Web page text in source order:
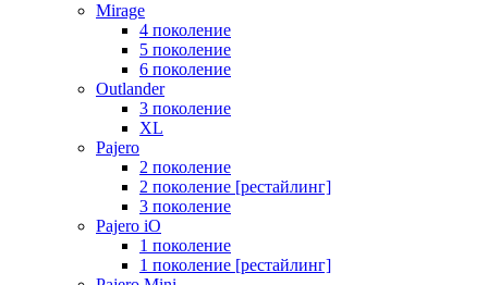
Mirage
4 поколение
5 поколение
6 поколение
Outlander
3 поколение
XL
Pajero
2 поколение
2 поколение [рестайлинг]
3 поколение
Pajero iO
1 поколение
1 поколение [рестайлинг]